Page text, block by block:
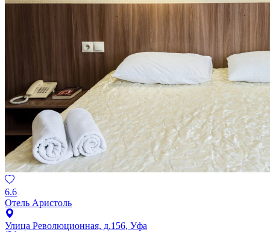
6.6
Отель Аристоль
Улица Революционная, д.156, Уфа